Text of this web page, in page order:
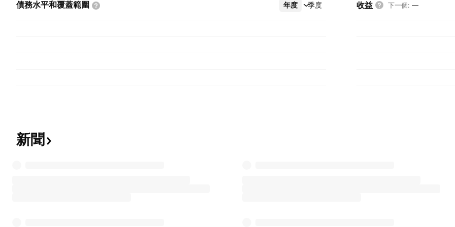
債務水平和覆蓋範圍 年度 季度
更多 收益 下一個: —
新聞